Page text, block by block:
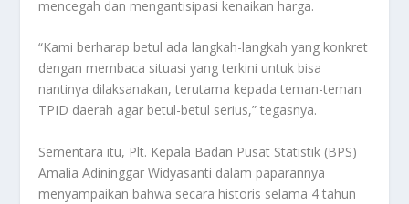
mencegah dan mengantisipasi kenaikan harga.
“Kami berharap betul ada langkah-langkah yang konkret
dengan membaca situasi yang terkini untuk bisa
nantinya dilaksanakan, terutama kepada teman-teman
TPID daerah agar betul-betul serius,” tegasnya.
Sementara itu, Plt. Kepala Badan Pusat Statistik (BPS)
Amalia Adininggar Widyasanti dalam paparannya
menyampaikan bahwa secara historis selama 4 tahun